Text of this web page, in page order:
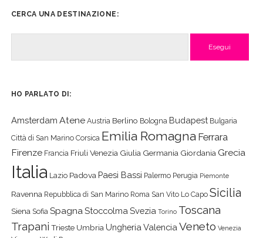
CERCA UNA DESTINAZIONE:
HO PARLATO DI:
Amsterdam Atene Austria Berlino Bologna Budapest Bulgaria
Città di San Marino Corsica Emilia Romagna Ferrara
Firenze Francia Friuli Venezia Giulia Germania Giordania Grecia
Italia Lazio Padova Paesi Bassi Palermo Perugia Piemonte
Ravenna Repubblica di San Marino Roma San Vito Lo Capo Sicilia
Siena Sofia SpagnaStoccolma Svezia Torino Toscana
Trapani Trieste Umbria Ungheria Valencia Veneto Venezia